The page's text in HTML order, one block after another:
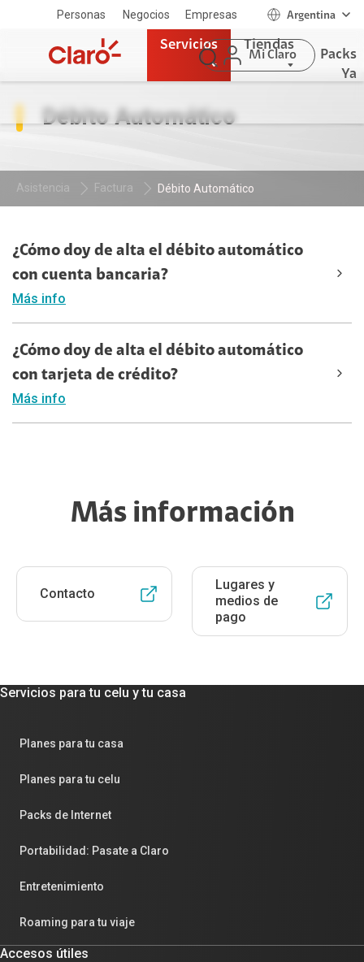
Personas Negocios Empresas Argentina
Servicios Tiendas
Packs
Ya
Mi Claro
Débito Automático
Asistencia Factura Débito Automático
¿Cómo doy de alta el débito automático
con cuenta bancaria?
Más info
¿Cómo doy de alta el débito automático
con tarjeta de crédito?
Más info
Más información
Contacto
Lugares y
medios de
pago
Servicios para tu celu y tu casa
Planes para tu casa
Planes para tu celu
Packs de Internet
Portabilidad: Pasate a Claro
Entretenimiento
Roaming para tu viaje
Accesos útiles